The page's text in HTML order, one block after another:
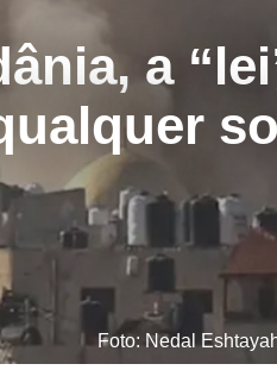
a
Foto: Nedal